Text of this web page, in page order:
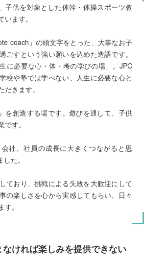
子供を対象とした体幹・体操スポーツ教
ます。
coach」の頭文字をとった、大事なお子
ごすという強い願いを込めた造語です。
に必要な心・体・考の学びの場」。JPC
校や塾では学べない、人生に必要な心と
きます。
を創造する場です。遊びを通して、子供
す。
社、社員の成長に大きくつながると思
た。
ており、挑戦による失敗を大歓迎にして
の楽しさを心から実感してもらい、日々
。
ければ楽しみを提供できない